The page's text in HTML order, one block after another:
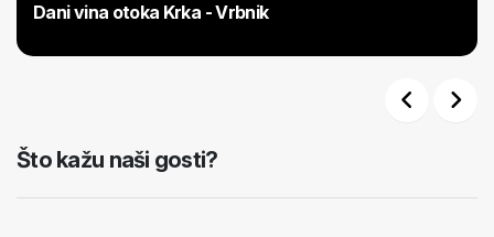
Dani vina otoka Krka - Vrbnik
Što kažu naši gosti?